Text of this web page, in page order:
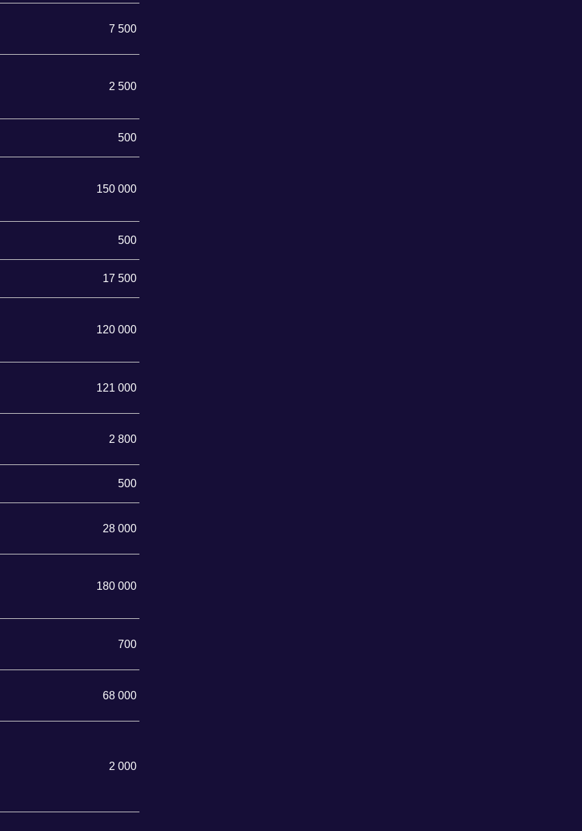
7 500
2 500
500
150 000
500
17 500
120 000
121 000
2 800
500
28 000
180 000
700
68 000
2 000